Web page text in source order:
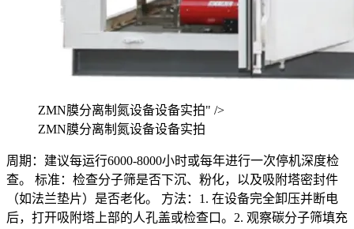
ZMN膜分离制氮设备设备实拍" />
ZMN膜分离制氮设备设备实拍
周期：建议每运行6000-8000小时或每年进行一次停机深度检
查。 标准：检查分子筛是否下沉、粉化，以及吸附塔密封件
（如法兰垫片）是否老化。 方法：1. 在设备完全卸压并断电
后，打开吸附塔上部的人孔盖或检查口。2. 观察碳分子筛填充